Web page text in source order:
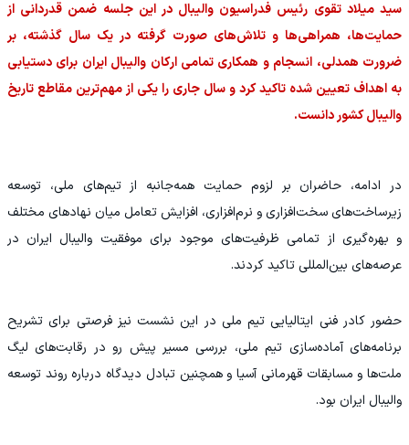
سید میلاد تقوی رئیس فدراسیون والیبال در این جلسه ضمن قدردانی از
حمایت‌ها، همراهی‌ها و تلاش‌های صورت گرفته در یک سال گذشته، بر
ضرورت همدلی، انسجام و همکاری تمامی ارکان والیبال ایران برای دستیابی
به اهداف تعیین شده تاکید کرد و سال جاری را یکی از مهم‌ترین مقاطع تاریخ
والیبال کشور دانست.
در ادامه، حاضران بر لزوم حمایت همه‌جانبه از تیم‌های ملی، توسعه
زیرساخت‌های سخت‌افزاری و نرم‌افزاری، افزایش تعامل میان نهادهای مختلف
و بهره‌گیری از تمامی ظرفیت‌های موجود برای موفقیت والیبال ایران در
عرصه‌های بین‌المللی تاکید کردند.
حضور کادر فنی ایتالیایی تیم ملی در این نشست نیز فرصتی برای تشریح
برنامه‌های آماده‌سازی تیم ملی، بررسی مسیر پیش رو در رقابت‌های لیگ
ملت‌ها و مسابقات قهرمانی آسیا و همچنین تبادل دیدگاه درباره روند توسعه
والیبال ایران بود.